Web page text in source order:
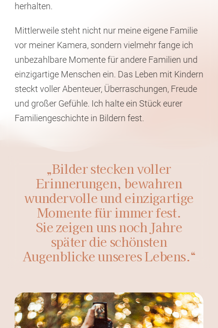
herhalten.
Mittlerweile steht nicht nur meine eigene Familie
vor meiner Kamera, sondern vielmehr fange ich
unbezahlbare Momente für andere Familien und
einzigartige Menschen ein. Das Leben mit Kindern
steckt voller Abenteuer, Überraschungen, Freude
und großer Gefühle. Ich halte ein Stück eurer
Familiengeschichte in Bildern fest.
„Bilder stecken voller
Erinnerungen, bewahren
wundervolle und einzigartige
Momente für immer fest.
Sie zeigen uns noch Jahre
später die schönsten
Augenblickeunseres Lebens.“